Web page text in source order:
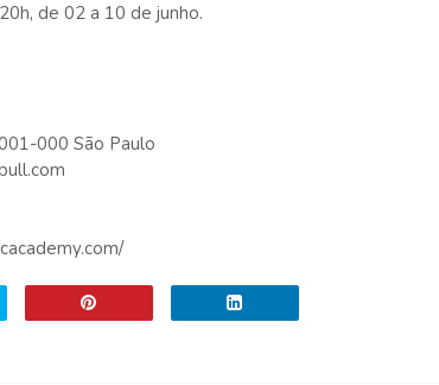
de 02 a 10 de junho.
000 São Paulo